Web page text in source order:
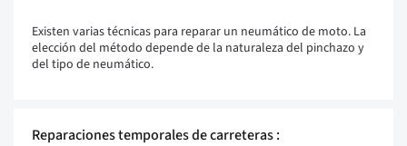
Existen varias técnicas para reparar un neumático de moto. La
elección del método depende de la naturaleza del pinchazo y
del tipo de neumático.
Reparaciones temporales de carreteras :